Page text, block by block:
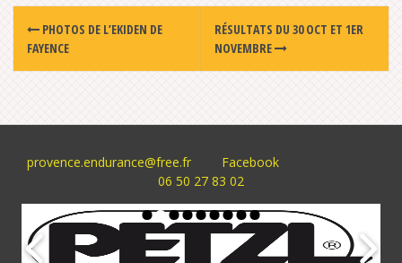
Post
navigation
PHOTOS DE L’EKIDEN DE
FAYENCE
RÉSULTATS DU 30 OCT ET 1ER
NOVEMBRE
provence.endurance@free.fr
Facebook
06 50 27 83 02